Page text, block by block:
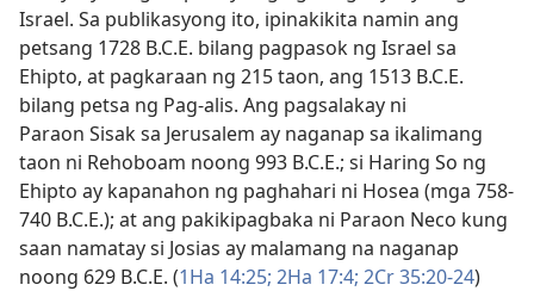
Israel. Sa publikasyong ito, ipinakikita namin ang
petsang 1728 B.C.E. bilang pagpasok ng Israel sa
Ehipto, at pagkaraan ng 215 taon, ang 1513 B.C.E.
bilang petsa ng Pag-alis. Ang pagsalakay ni
Paraon Sisak sa Jerusalem ay naganap sa ikalimang
taon ni Rehoboam noong 993 B.C.E.; si Haring So ng
Ehipto ay kapanahon ng paghahari ni Hosea (mga 758-
740 B.C.E.); at ang pakikipagbaka ni Paraon Neco kung
saan namatay si Josias ay malamang na naganap
noong 629 B.C.E. (1Ha 14:25; 2Ha 17:4; 2Cr 35:20-24)